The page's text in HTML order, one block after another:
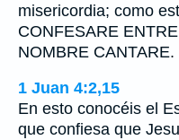
misericordia; como
CONFESARE
NOMBRE CANTARE.
1 Juan 4:2,15
En esto conocéis el
que confiesa que